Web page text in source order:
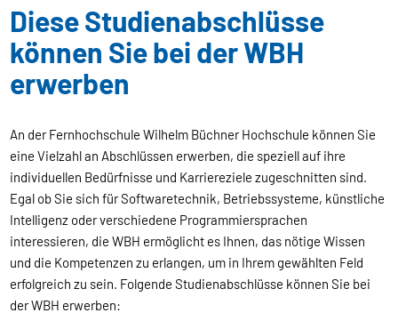
Diese Studienabschlüsse
können Sie bei der WBH
erwerben
An der Fernhochschule Wilhelm Büchner Hochschule können Sie
eine Vielzahl an Abschlüssen erwerben, die speziell auf ihre
individuellen Bedürfnisse und Karriereziele zugeschnitten sind.
Egal ob Sie sich für Softwaretechnik, Betriebssysteme, künstliche
Intelligenz oder verschiedene Programmiersprachen
interessieren, die WBH ermöglicht es Ihnen, das nötige Wissen
und die Kompetenzen zu erlangen, um in Ihrem gewählten Feld
erfolgreich zu sein. Folgende Studienabschlüsse können Sie bei
der WBH erwerben: